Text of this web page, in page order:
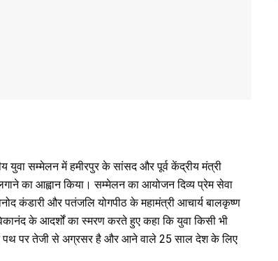
युवा सम्मेलन में हमीरपुर के सांसद और पूर्व केंद्रीय मंत्री
का आह्वान किया। सम्मेलन का आयोजन दिव्य प्रेम सेवा
कंडारी और पतंजलि योगपीठ के महामंत्री आचार्य बालकृष्ण
के आदर्शों का स्मरण करते हुए कहा कि युवा किसी भी
पथ पर तेजी से अग्रसर है और आने वाले 25 साल देश के लिए